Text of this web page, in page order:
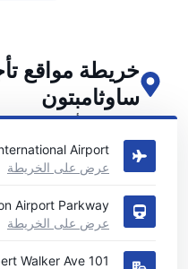
خريطة مواقع
ساوثامبتون
اطلع على مواقع تأجير السيارات
Airport
عرض على الخريطة
Airport Parkway
عرض على الخريطة
101 Herbert Walker Ave